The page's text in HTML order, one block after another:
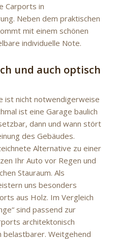
Carports in
Neben dem praktischen
mit einem schönen
individuelle Note.
und auch optisch
ist nicht notwendigerweise
ist eine Garage baulich
dann und wann stört
des Gebäudes.
Alternative zu einer
Ihr Auto vor Regen und
Stauraum. Als
uns besonders
aus Holz. Im Vergleich
sind passend zur
architektonisch
belastbarer. Weitgehend